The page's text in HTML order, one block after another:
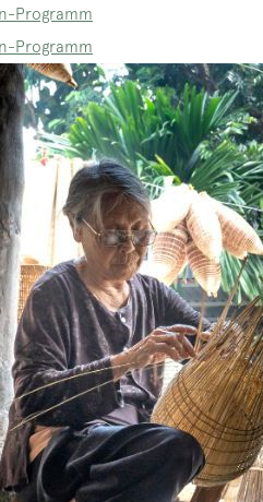
Programm
Programm